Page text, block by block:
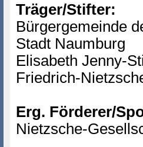
Träger/Stifter:
Bürgergemeinde
Stadt Naumburg
Elisabeth Jenny-
Friedrich-
Erg. Förderer/
Nietzsche-